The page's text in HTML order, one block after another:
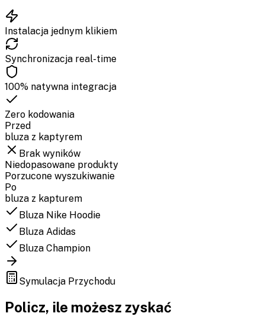
Instalacja jednym klikiem
Synchronizacja real-time
100% natywna integracja
Zero kodowania
Przed
bluza z kaptyrem
Brak wyników
Niedopasowane produkty
Porzucone wyszukiwanie
Po
bluza z kapturem
Bluza Nike Hoodie
Bluza Adidas
Bluza Champion
Symulacja Przychodu
Policz, ile możesz zyskać